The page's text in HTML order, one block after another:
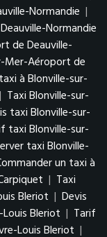
Normandie |
Normandie
de Deauville-
Mer-Aéroport de
à Blonville-sur-
| Taxi Blonville-sur-
taxi Blonville-sur-
taxi Blonville-sur-
taxi Blonville-
un taxi à
| Taxi
Bleriot | Devis
Bleriot | Tarif
Louis Bleriot |